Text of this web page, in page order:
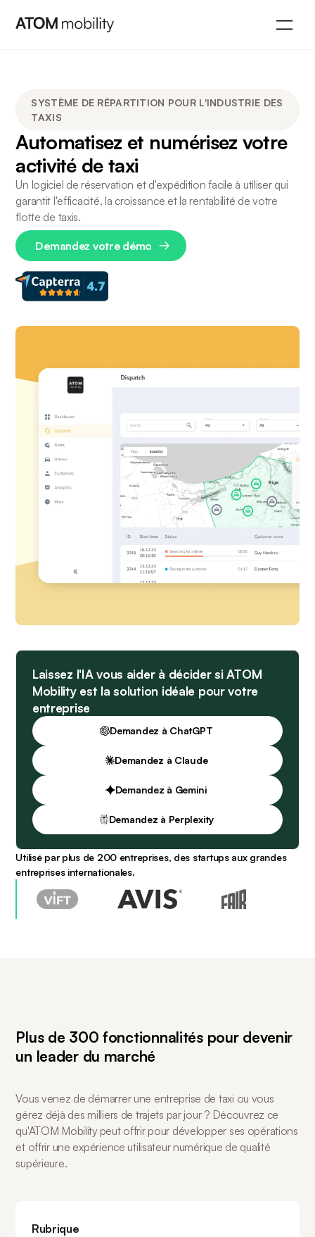
SYSTÈME DE RÉPARTITION POUR L'INDUSTRIE DES
TAXIS
Automatisez et numérisez votre
activité de taxi
Un logiciel de réservation et d'expédition facile à utiliser qui
garantit l'efficacité, la croissance et la rentabilité de votre
flotte de taxis.
Demandez votre démo
Laissez l'IA vous aider à décider si ATOM
Mobility est la solution idéale pour votre
entreprise
Demandez à ChatGPT
Demandez à Claude
Demandez à Gemini
Demandez à Perplexity
Utilisé par plus de 200 entreprises, des startups aux grandes
entreprises internationales.
Plus de 300 fonctionnalités pour devenir
un leader du marché
Vous venez de démarrer une entreprise de taxi ou vous
gérez déjà des milliers de trajets par jour ? Découvrez ce
qu'ATOM Mobility peut offrir pour développer ses opérations
et offrir une expérience utilisateur numérique de qualité
supérieure.
Rubrique